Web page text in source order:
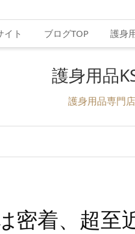
イト ブログTOP 護身
護身用品
護身用品専門
密着、超至